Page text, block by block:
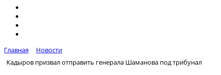
Главная
Новости
Кадыров призвал отправить генерала Шаманова под трибунал